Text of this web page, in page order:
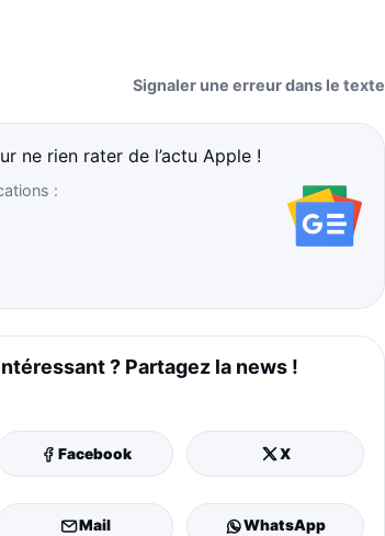
Signaler une erreur dans le texte
ne rien rater de l’actu Apple !
:
? Partagez la news !
Facebook X
Mail WhatsApp